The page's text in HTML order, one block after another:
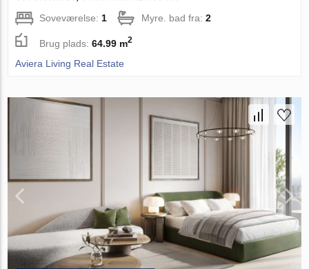
Soveværelse: 1 Myre. bad fra:2
Brug plads:64.99 m2
Aviera Living Real Estate